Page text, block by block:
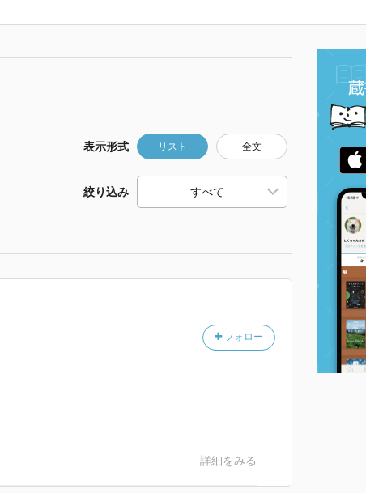
表示形式 リスト 全文
絞り込み
フォロー
詳細をみる